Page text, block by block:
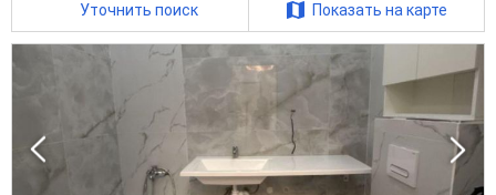
Уточнить поиск Показать на карте